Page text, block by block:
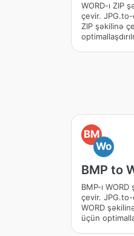
WORD-ı ZIP
çevir.
ZIP şəkilinə
BM
Wo
BMP to
BMP-ı
çevir.
WORD
üçün